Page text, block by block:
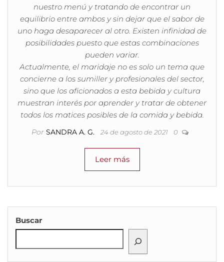
nuestro menú y tratando de encontrar un
equilibrio entre ambos y sin dejar que el sabor de
uno haga desaparecer al otro. Existen infinidad de
posibilidades puesto que estas combinaciones
pueden variar.
Actualmente, el maridaje no es solo un tema que
concierne a los sumiller y profesionales del sector,
sino que los aficionados a esta bebida y cultura
muestran interés por aprender y tratar de obtener
todos los matices posibles de la comida y bebida.
Por SANDRA A. G. 24 de agosto de 2021 0
Leer más
Buscar